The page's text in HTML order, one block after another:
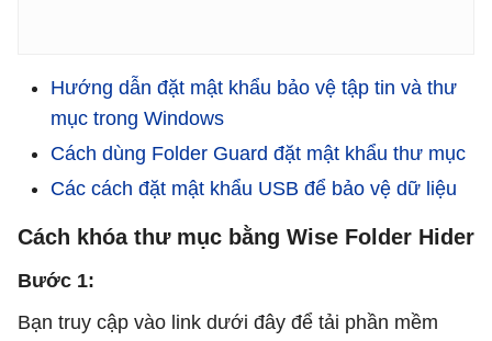
Hướng dẫn đặt mật khẩu bảo vệ tập tin và thư
mục trong Windows
Cách dùng Folder Guard đặt mật khẩu thư mục
Các cách đặt mật khẩu USB để bảo vệ dữ liệu
Cách khóa thư mục bằng Wise Folder Hider
Bước 1:
Bạn truy cập vào link dưới đây để tải phần mềm